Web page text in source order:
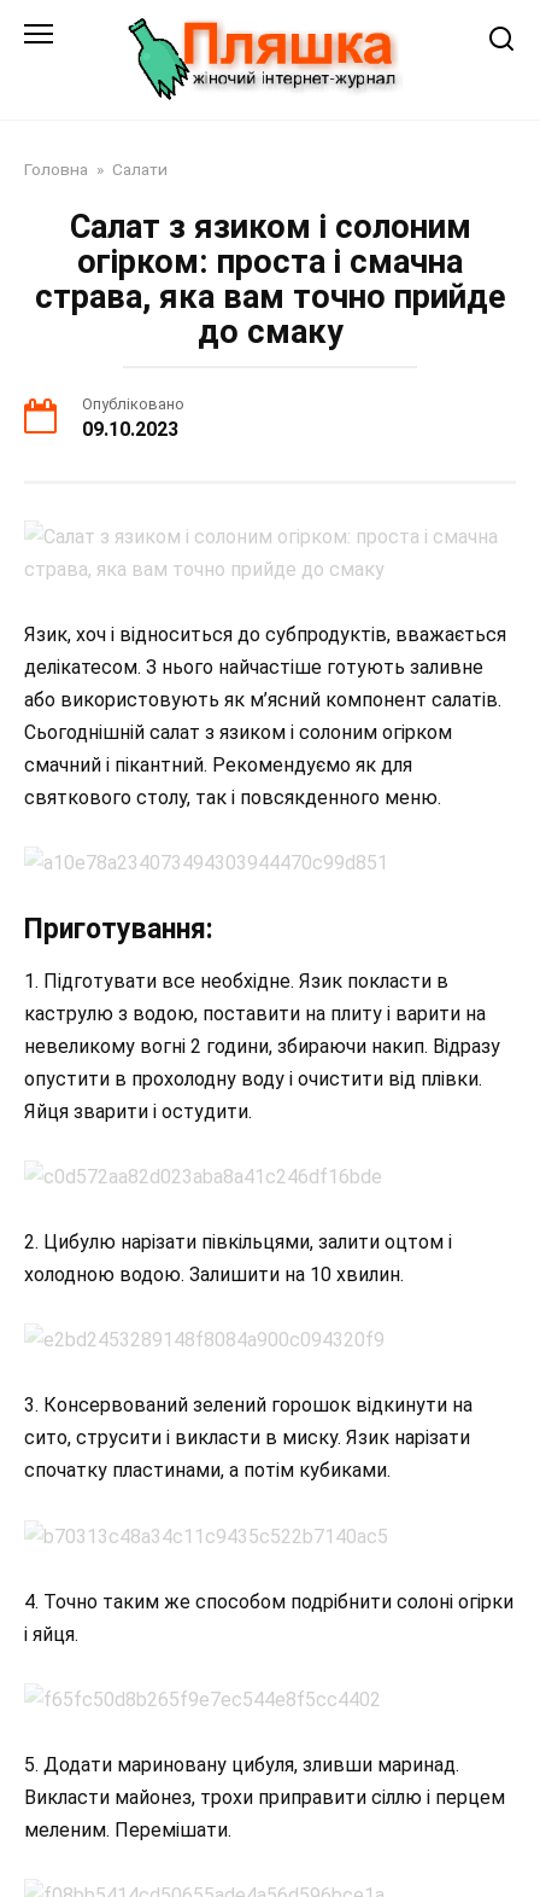
Головна » Салати
Салат з язиком і солоним
огірком: проста і смачна
страва, яка вам точно прийде
до смаку
Опубліковано
09.10.2023
Язик, хоч і відноситься до субпродуктів, вважається
делікатесом. З нього найчастіше готують заливне
або використовують як м’ясний компонент салатів.
Сьогоднішній салат з язиком і солоним огірком
смачний і пікантний. Рекомендуємо як для
святкового столу, так і повсякденного меню.
Приготування:
1. Підготувати все необхідне. Язик покласти в
каструлю з водою, поставити на плиту і варити на
невеликому вогні 2 години, збираючи накип. Відразу
опустити в прохолодну воду і очистити від плівки.
Яйця зварити і остудити.
2. Цибулю нарізати півкільцями, залити оцтом і
холодною водою. Залишити на 10 хвилин.
3. Консервований зелений горошок відкинути на
сито, струсити і викласти в миску. Язик нарізати
спочатку пластинами, а потім кубиками.
4. Точно таким же способом подрібнити солоні огірки
і яйця.
5. Додати мариновану цибуля, зливши маринад.
Викласти майонез, трохи приправити сіллю і перцем
меленим. Перемішати.